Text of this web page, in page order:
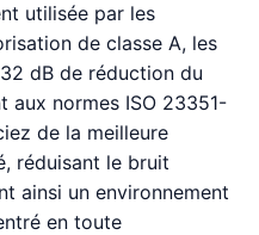
utilisée par les
de classe A, les
dB de réduction du
aux normes ISO 23351-
de la meilleure
réduisant le bruit
ainsi un environnement
en toute